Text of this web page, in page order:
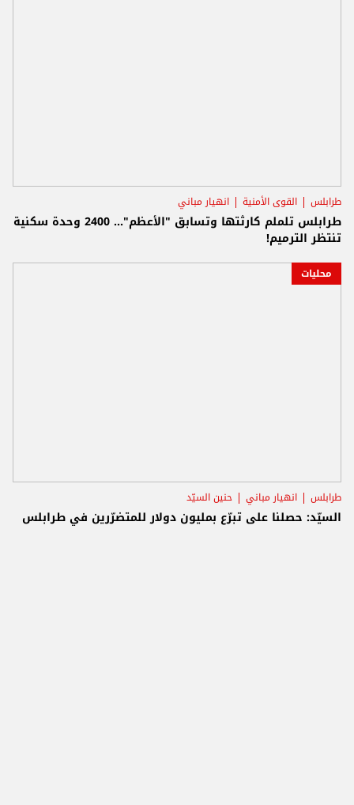
طرابلس القوى الأمنية انهيار مباني
طرابلس تلملم كارثتها وتسابق "الأعظم"... 2400 وحدة سكنية
تنتظر الترميم!
محليات
طرابلس انهيار مباني حنين السيّد
السيّد: حصلنا على تبرّع بمليون دولار للمتضرّرين في طرابلس